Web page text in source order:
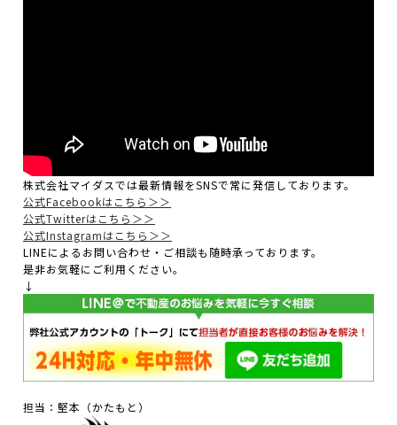
株式会社マイダスでは最新情報をSNSで常に発信しております。
公式Facebookはこちら＞＞
公式Twitterはこちら＞＞
公式Instagramはこちら＞＞
LINEによるお問い合わせ・ご相談も随時承っております。
是非お気軽にご利用ください。
↓
担当：堅本（かたもと）